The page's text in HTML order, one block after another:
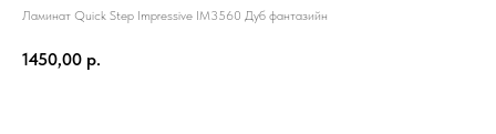
Ламинат Quick Step Impressive IM3560 Дуб фантазийн
1450,00 р.